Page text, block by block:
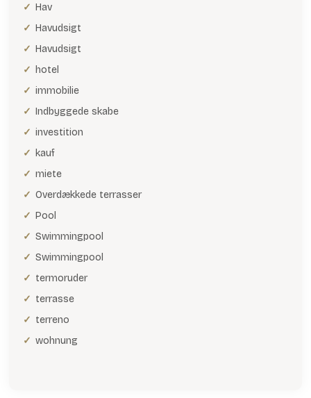
Hav
Havudsigt
Havudsigt
hotel
immobilie
Indbyggede skabe
investition
kauf
miete
Overdækkede terrasser
Pool
Swimmingpool
Swimmingpool
termoruder
terrasse
terreno
wohnung